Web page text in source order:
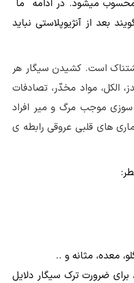
میشود. در ادامه ما
بعد از آنژیوپلاستی نباید
است. کشیدن سیگار هر
الکل، مواد مخدّر، تصادفات
موجب مرگ و میر افراد
های قلبی عروقی رابطه ی
معده، مثانه و ..
برای ضرورت ترک سیگار دلایل